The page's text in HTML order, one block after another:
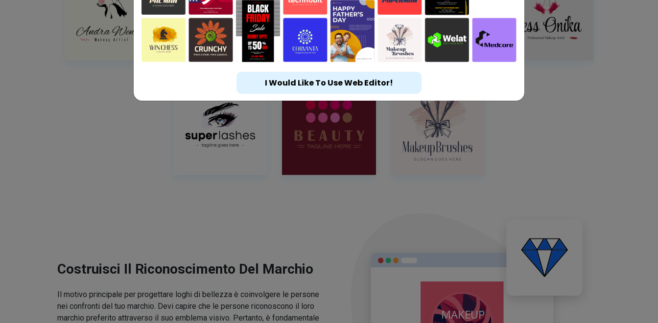
Costruisci Il Riconoscimento Del Marchio
Il motivo principale per progettare loghi di bellezza è coinvolgere le persone
nei confronti del tuo marchio. Devi capire che le persone riconoscono il loro
marchio preferito attraverso il suo emblema visivo. Pertanto, è fondamentale
I Would Like To Use Web Editor!